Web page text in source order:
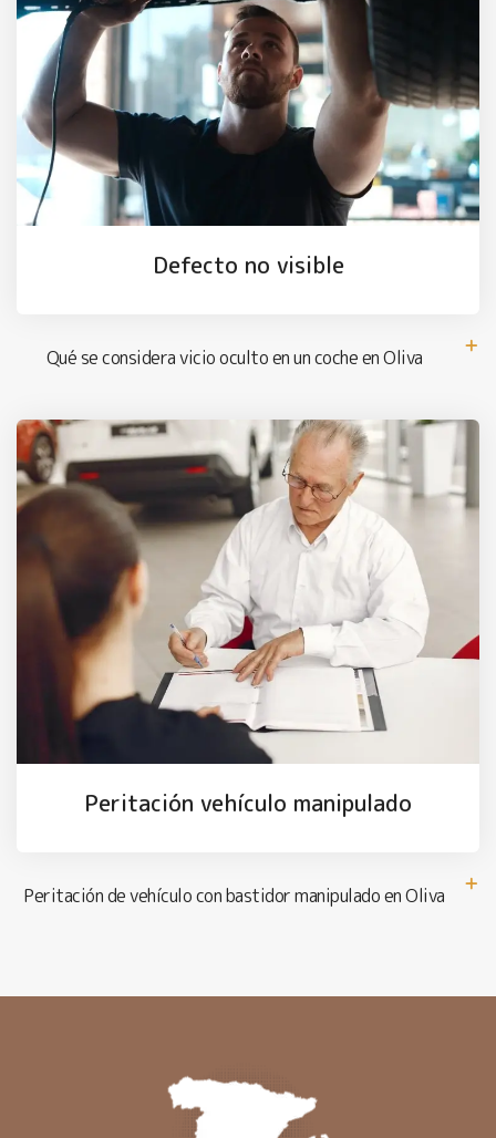
Defecto no visible
Qué se considera vicio oculto en un coche en Oliva
Peritación vehículo manipulado
Peritación de vehículo con bastidor manipulado en Oliva